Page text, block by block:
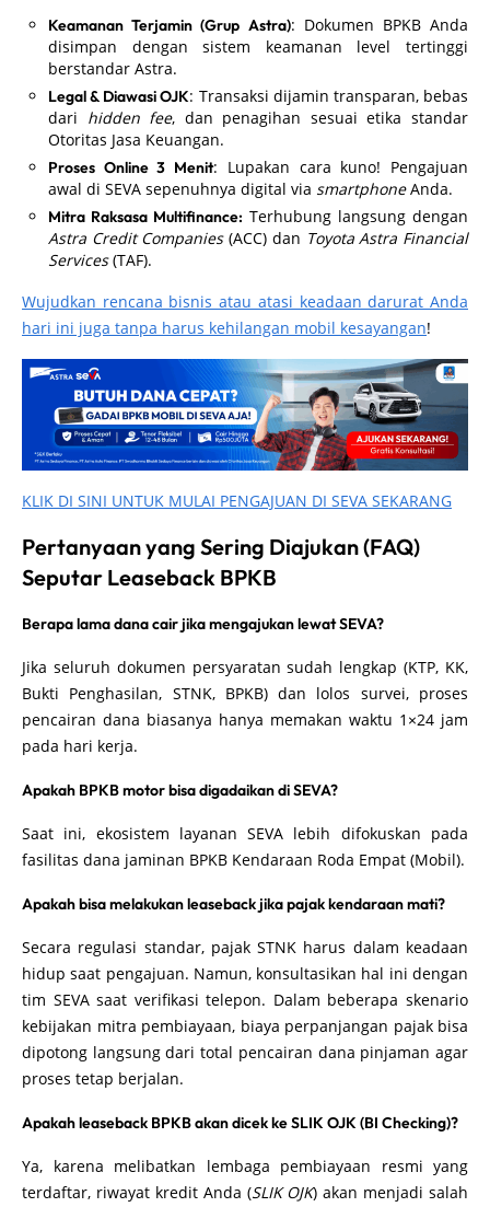
Keamanan Terjamin (Grup Astra): Dokumen BPKB Anda
disimpan dengan sistem keamanan level tertinggi
berstandar Astra.
Legal & Diawasi OJK: Transaksi dijamin transparan, bebas
dari hidden fee, dan penagihan sesuai etika standar
Otoritas Jasa Keuangan.
Proses Online 3 Menit: Lupakan cara kuno! Pengajuan
awal di SEVA sepenuhnya digital via smartphoneAnda.
Mitra Raksasa Multifinance: Terhubung langsung dengan
Astra Credit Companies(ACC) dan Toyota Astra Financial
Services(TAF).
Wujudkan rencana bisnis atau atasi keadaan darurat Anda
hari ini juga tanpa harus kehilangan mobil kesayangan!
KLIK DI SINI UNTUK MULAI PENGAJUAN DI SEVA SEKARANG
Pertanyaan yang Sering Diajukan (FAQ)
Seputar Leaseback BPKB
Berapa lama dana cair jika mengajukan lewat SEVA?
Jika seluruh dokumen persyaratan sudah lengkap (KTP, KK,
Bukti Penghasilan, STNK, BPKB) dan lolos survei, proses
pencairan dana biasanya hanya memakan waktu 1×24 jam
pada hari kerja.
Apakah BPKB motor bisa digadaikan di SEVA?
Saat ini, ekosistem layanan SEVA lebih difokuskan pada
fasilitas dana jaminan BPKB Kendaraan Roda Empat (Mobil).
Apakah bisa melakukan leaseback jika pajak kendaraan mati?
Secara regulasi standar, pajak STNK harus dalam keadaan
hidup saat pengajuan. Namun, konsultasikan hal ini dengan
tim SEVA saat verifikasi telepon. Dalam beberapa skenario
kebijakan mitra pembiayaan, biaya perpanjangan pajak bisa
dipotong langsung dari total pencairan dana pinjaman agar
proses tetap berjalan.
Apakah leaseback BPKB akan dicek ke SLIK OJK (BI Checking)?
Ya, karena melibatkan lembaga pembiayaan resmi yang
terdaftar, riwayat kredit Anda (SLIK OJK) akan menjadi salah